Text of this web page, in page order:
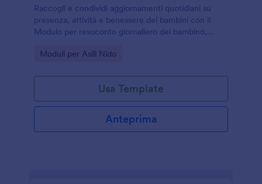
Raccogli e condividi aggiornamenti quotidiani su
presenza, attività e benessere dei bambini con il
Modulo per resoconto giornaliero del bambino,
che gestiscono la raccolta dati con Jotform.
Go to Category:
Moduli per Asili Nido
Usa Template
Anteprima